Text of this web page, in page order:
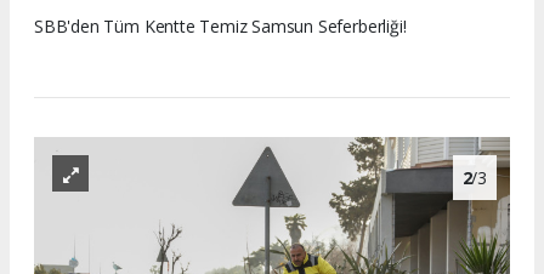
SBB'den Tüm Kentte Temiz Samsun Seferberliği!
2/3